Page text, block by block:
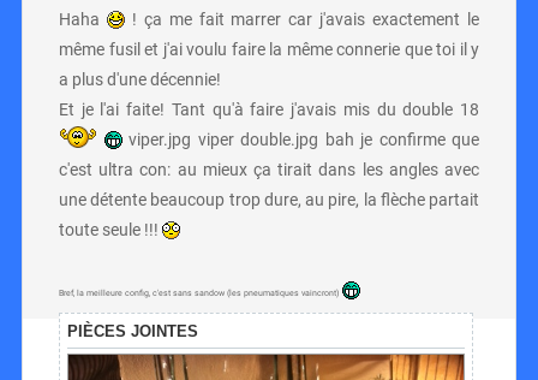
Haha
! ça me fait marrer car j'avais exactement le
même fusil et j'ai voulu faire la même connerie que toi il y
a plus d'une décennie!
Et je l'ai faite! Tant qu'à faire j'avais mis du double 18
viper.jpg viper double.jpg bah je confirme que
c'est ultra con: au mieux ça tirait dans les angles avec
une détente beaucoup trop dure, au pire, la flèche partait
toute seule !!!
Bref, la meilleure config, c'est sans sandow (les pneumatiques vaincront)
PIÈCES JOINTES